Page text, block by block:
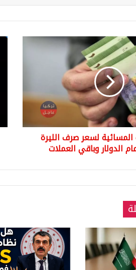
لسعر صرف الليرة
الدولار وباقي العملات
عاجل